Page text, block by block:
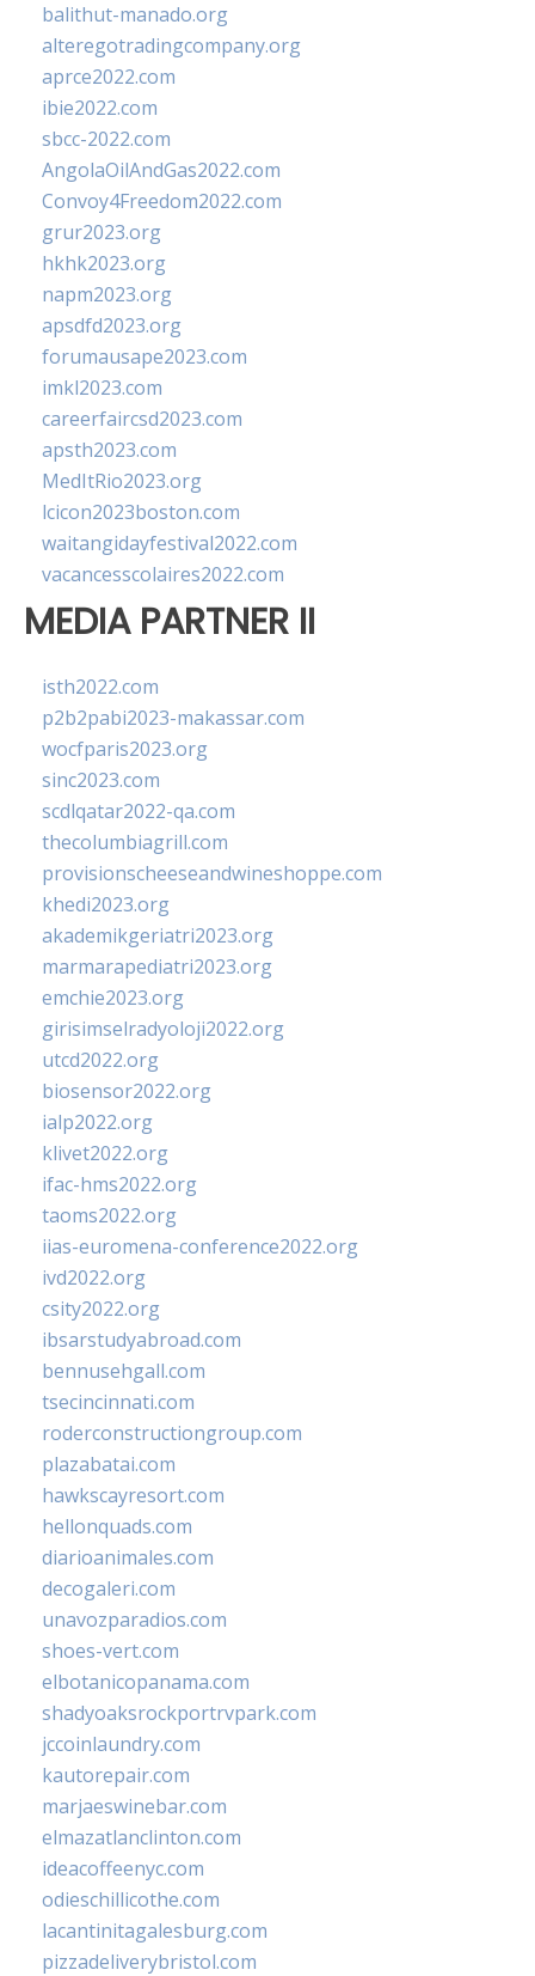
balithut-manado.org
alteregotradingcompany.org
aprce2022.com
ibie2022.com
sbcc-2022.com
AngolaOilAndGas2022.com
Convoy4Freedom2022.com
grur2023.org
hkhk2023.org
napm2023.org
apsdfd2023.org
forumausape2023.com
imkl2023.com
careerfaircsd2023.com
apsth2023.com
MedItRio2023.org
lcicon2023boston.com
waitangidayfestival2022.com
vacancesscolaires2022.com
MEDIA PARTNER II
isth2022.com
p2b2pabi2023-makassar.com
wocfparis2023.org
sinc2023.com
scdlqatar2022-qa.com
thecolumbiagrill.com
provisionscheeseandwineshoppe.com
khedi2023.org
akademikgeriatri2023.org
marmarapediatri2023.org
emchie2023.org
girisimselradyoloji2022.org
utcd2022.org
biosensor2022.org
ialp2022.org
klivet2022.org
ifac-hms2022.org
taoms2022.org
iias-euromena-conference2022.org
ivd2022.org
csity2022.org
ibsarstudyabroad.com
bennusehgall.com
tsecincinnati.com
roderconstructiongroup.com
plazabatai.com
hawkscayresort.com
hellonquads.com
diarioanimales.com
decogaleri.com
unavozparadios.com
shoes-vert.com
elbotanicopanama.com
shadyoaksrockportrvpark.com
jccoinlaundry.com
kautorepair.com
marjaeswinebar.com
elmazatlanclinton.com
ideacoffeenyc.com
odieschillicothe.com
lacantinitagalesburg.com
pizzadeliverybristol.com